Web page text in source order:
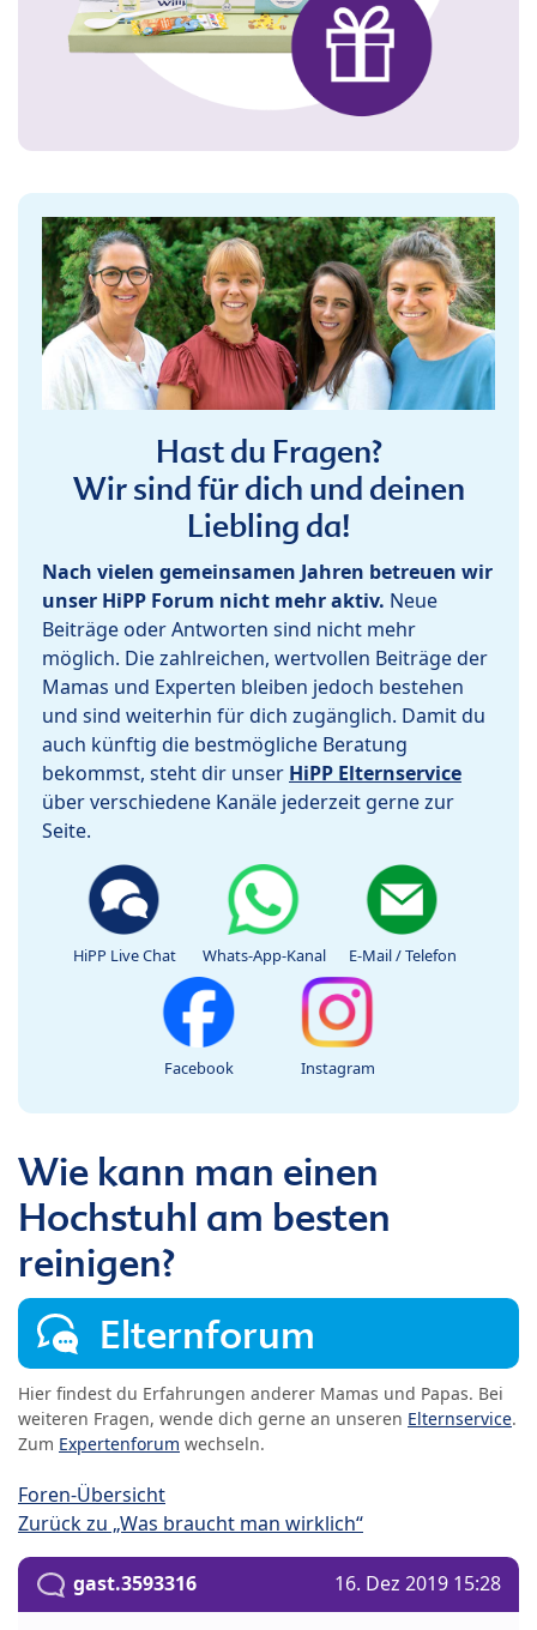
Hast du Fragen?
Wir sind für dich und deinen
Liebling da!
Nach vielen gemeinsamen Jahren betreuen wir
unser HiPP Forum nicht mehr aktiv. Neue
Beiträge oder Antworten sind nicht mehr
möglich. Die zahlreichen, wertvollen Beiträge der
Mamas und Experten bleiben jedoch bestehen
und sind weiterhin für dich zugänglich. Damit du
auch künftig die bestmögliche Beratung
bekommst, steht dir unser HiPP Elternservice
über verschiedene Kanäle jederzeit gerne zur
Seite.
HiPP Live Chat Whats-App-Kanal E-Mail / Telefon
Facebook Instagram
Wie kann man einen
Hochstuhl am besten
reinigen?
Elternforum
Hier findest du Erfahrungen anderer Mamas und Papas. Bei
weiteren Fragen, wende dich gerne an unseren Elternservice.
Zum Expertenforum wechseln.
Foren-Übersicht
Zurück zu „Was braucht man wirklich“
gast.3593316 16. Dez 2019 15:28